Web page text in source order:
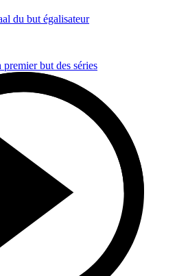
du but égalisateur